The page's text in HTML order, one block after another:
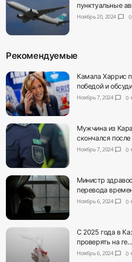
пунктуальные
Ноябрь 20, 2024 chat_bubble 0
Рекомендуемые
Камала Харрис
победой и
Ноябрь 7, 2024 chat_bubble 0
Мужчина из
скончался
Ноябрь 7, 2024 chat_bubble 0
Министр
перевода
Ноябрь 6, 2024 chat_bubble 0
С 2025 года в
проверять на ге...
Ноябрь 6, 2024 chat_bubble 0